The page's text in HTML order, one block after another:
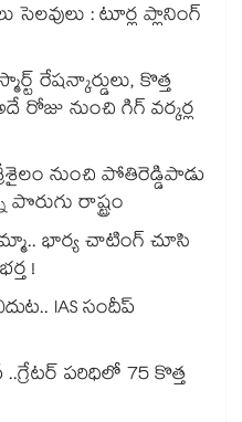
: టూర్ల ప్లానింగ్
రేషన్కార్డులు, కొత్త
రోజు నుంచి గిగ్ వర్కర్ల
నుంచి పోతిరెడ్డిపాడు
పొరుగు రాష్ట్రం
భార్య చాటింగ్ చూసి
!
IAS సందీప్
పరిధిలో 75 కొత్త